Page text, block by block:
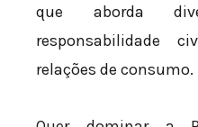
que aborda
responsabilidade
relações de consumo.